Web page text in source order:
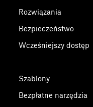
Rozwiązania
Bezpieczeństwo
Wcześniejszy dostęp
Szablony
Bezpłatne narzędzia